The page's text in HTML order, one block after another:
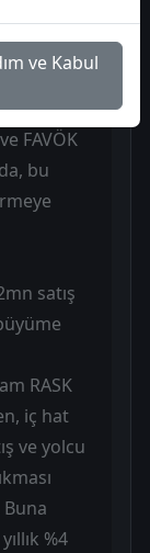
yatırım
FAVÖK
bu
satış
RASK
iç hat
ve yolcu
Buna
%4
Kabul